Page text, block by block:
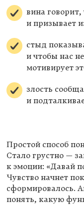
вина
и призывает
стыд
и чтобы нас
мотивирует
злость
и
Простой способ
Стало грустно —
к эмоции: «Давай
Чувство начнет
сформировалось.
понять, какую